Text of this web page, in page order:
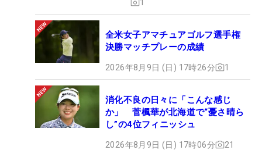
1
全米女子アマチュアゴルフ選手権
決勝マッチプレーの成績
2026年8月9日 (日) 17時26分 1
消化不良の日々に「こんな感じ
か」 菅楓華が北海道で“憂さ晴ら
し”の4位フィニッシュ
2026年8月9日 (日) 17時06分 21